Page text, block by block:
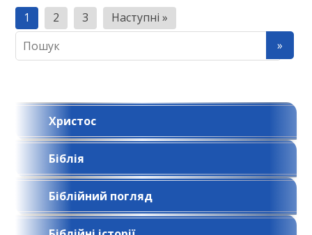
Н
а
в
г
а
ц
і
з
1 2 3 Наступні »
Христос
Біблія
Біблійний погляд